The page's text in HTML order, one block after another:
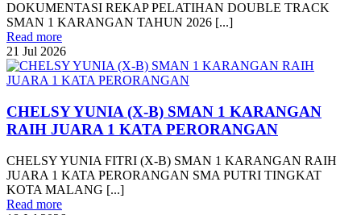
DOKUMENTASI REKAP PELATIHAN DOUBLE TRACK
SMAN 1 KARANGAN TAHUN 2026 [...]
Read more
21 Jul 2026
CHELSY YUNIA (X-B) SMAN 1 KARANGAN
RAIH JUARA 1 KATA PERORANGAN
CHELSY YUNIA FITRI (X-B) SMAN 1 KARANGAN RAIH
JUARA 1 KATA PERORANGAN SMA PUTRI TINGKAT
KOTA MALANG [...]
Read more